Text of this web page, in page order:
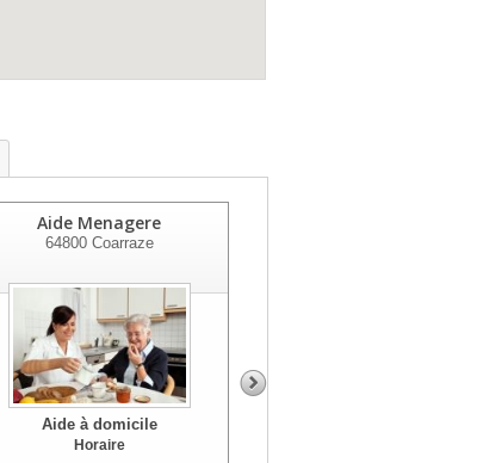
Aide Menagere
64800Coarraze
Aide à domicile
Horaire